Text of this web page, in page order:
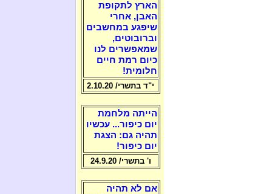
הארץ לתקופת
האבן, אחרי
שיפגע במחשבים
וברובוטים,
שמאפשרים לנו
כיום רמת חיים
חלומית!
י"ד בתשרי/ 2.10.20
הייתה מלחמת
יום כיפור... עכשיו
תהיה גם: הצגת
יום כיפור!
ו' בתשרי/ 24.9.20
אם לא תהיה